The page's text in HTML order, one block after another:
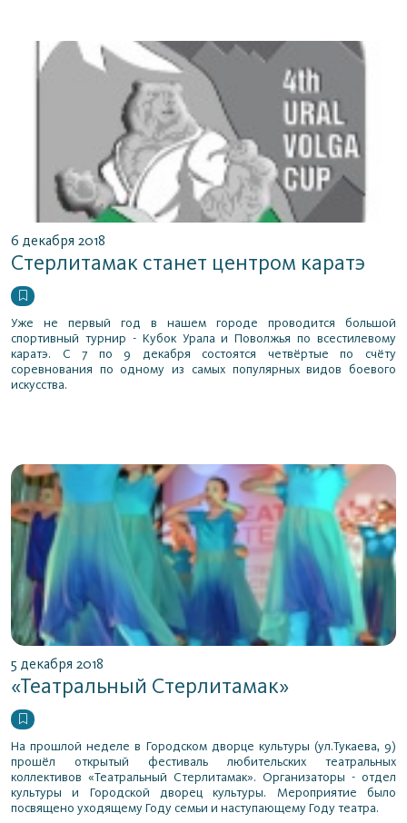
6 декабря 2018
Стерлитамак станет центром каратэ
Уже не первый год в нашем городе проводится большой
спортивный турнир - Кубок Урала и Поволжья по всестилевому
каратэ. С 7 по 9 декабря состоятся четвёртые по счёту
соревнования по одному из самых популярных видов боевого
искусства.
5 декабря 2018
«Театральный Стерлитамак»
На прошлой неделе в Городском дворце культуры (ул.Тукаева, 9)
прошёл открытый фестиваль любительских театральных
коллективов «Театральный Стерлитамак». Организаторы - отдел
культуры и Городской дворец культуры. Мероприятие было
посвящено уходящему Году семьи и наступающему Году театра.